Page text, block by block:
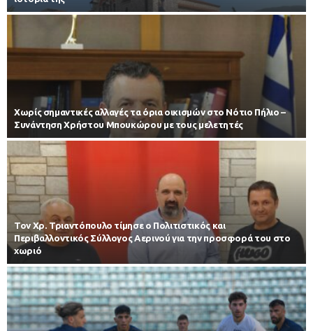
Χωρίς σημαντικές αλλαγές τα όρια οικισμών στο Νότιο Πήλιο –
Συνάντηση Χρήστου Μπουκώρου με τους μελετητές
Τον Χρ. Τριαντόπουλο τίμησε ο Πολιτιστικός και
Περιβαλλοντικός Σύλλογος Αερινού για την προσφορά του στο
χωριό